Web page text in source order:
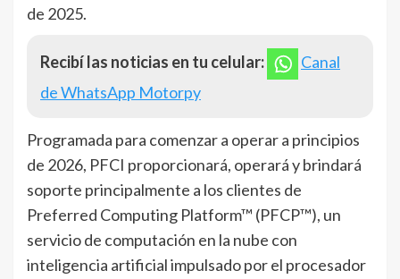
de 2025.
Recibí las noticias en tu celular:
Canal
de WhatsApp Motorpy
Programada para comenzar a operar a principios
de 2026, PFCI proporcionará, operará y brindará
soporte principalmente a los clientes de
Preferred Computing Platform™ (PFCP™), un
servicio de computación en la nube con
inteligencia artificial impulsado por el procesador